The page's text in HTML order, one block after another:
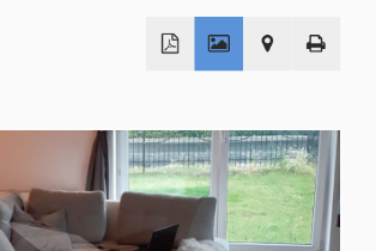
Domy
Lokale
Hale